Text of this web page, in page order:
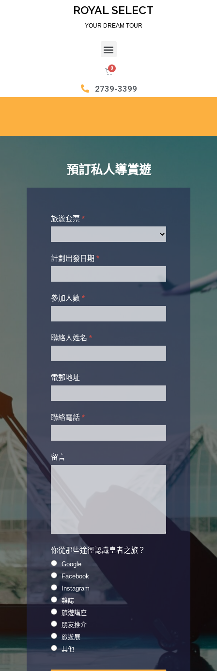
ROYAL SELECT
YOUR DREAM TOUR
2739-3399
預訂私人導賞遊
appointment
旅遊套票 *
計劃出發日期 *
參加人數 *
聯絡人姓名 *
電郵地址
聯絡電話 *
留言
你從那些途徑認識皇者之旅？
Google
Facebook
Instagram
雜誌
旅遊講座
朋友推介
旅遊展
其他